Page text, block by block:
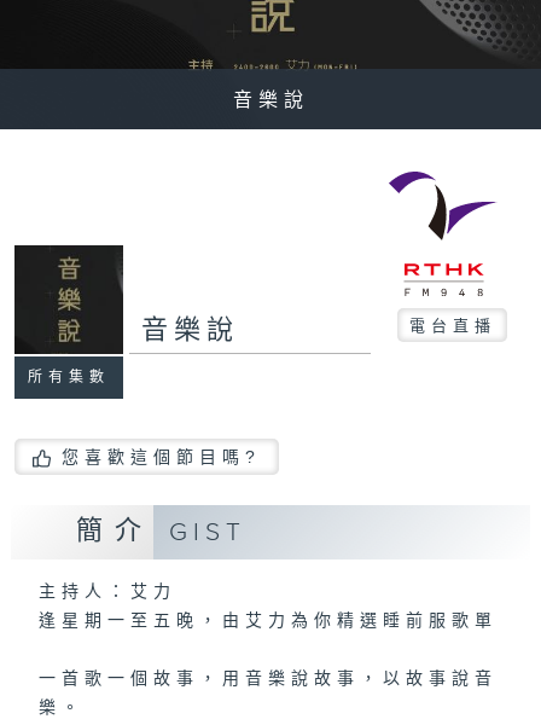
音樂說
所有集數
音樂說 電台直播
您喜歡這個節目嗎?
簡介 GIST
主持人：艾力
逢星期一至五晚，由艾力為你精選睡前服歌單
一首歌一個故事，用音樂說故事，以故事說音
樂。